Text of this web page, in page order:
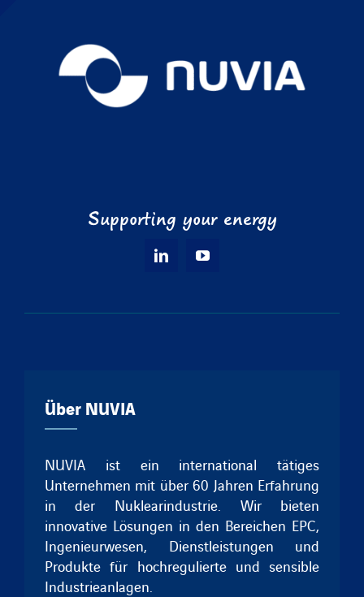
Supporting your energy
Über NUVIA
NUVIA ist ein international tätiges
Unternehmen mit über 60 Jahren Erfahrung
in der Nuklearindustrie. Wir bieten
innovative Lösungen in den Bereichen EPC,
Ingenieurwesen, Dienstleistungen und
Produkte für hochregulierte und sensible
Industrieanlagen.